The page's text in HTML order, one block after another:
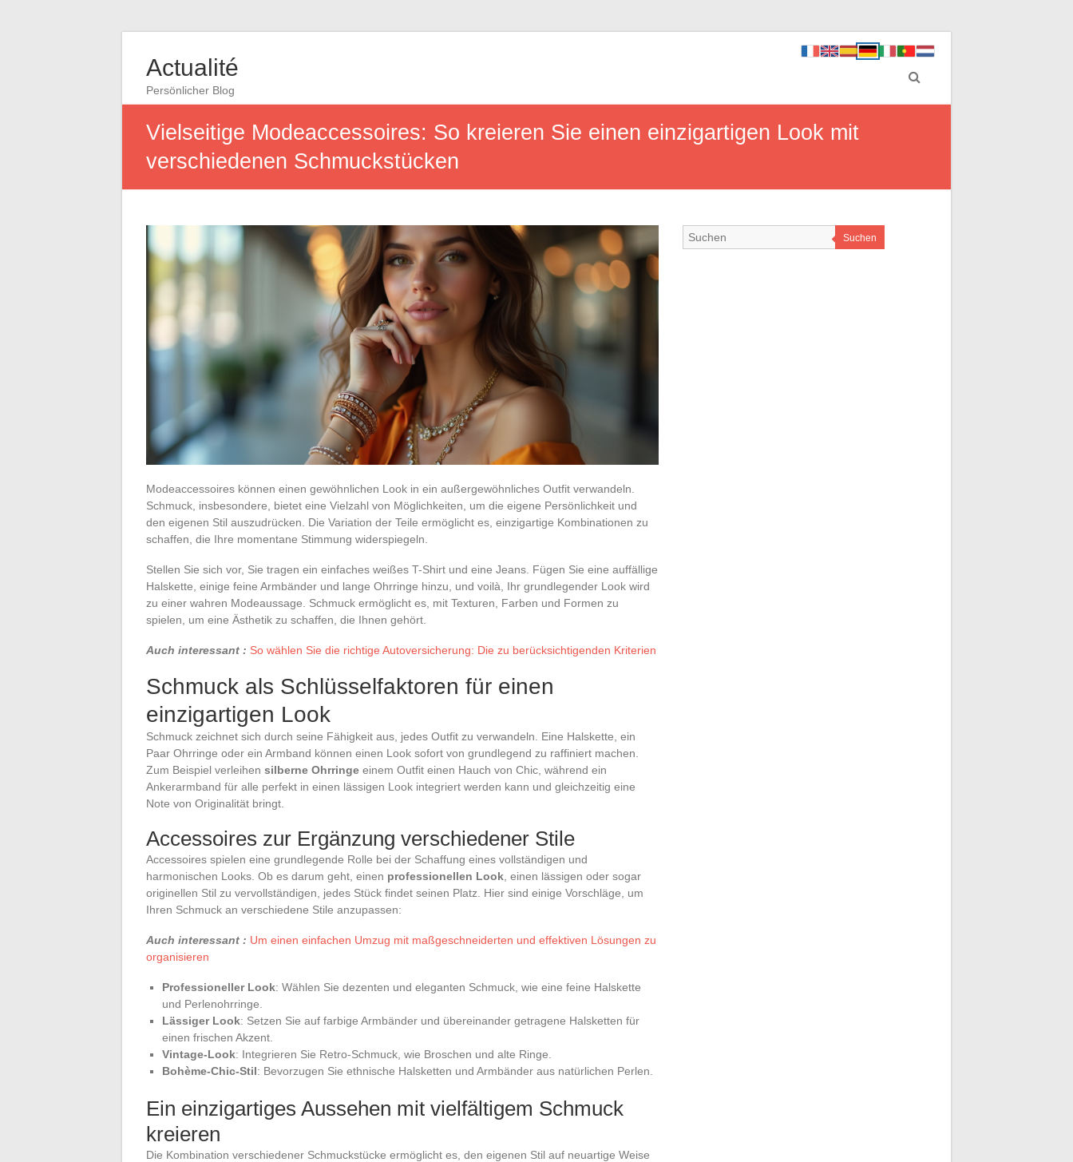
Actualité
Persönlicher Blog
Vielseitige Modeaccessoires: So kreieren Sie einen einzigartigen Look mit
verschiedenen Schmuckstücken
Modeaccessoires können einen gewöhnlichen Look in ein außergewöhnliches Outfit verwandeln.
Schmuck, insbesondere, bietet eine Vielzahl von Möglichkeiten, um die eigene Persönlichkeit und
den eigenen Stil auszudrücken. Die Variation der Teile ermöglicht es, einzigartige Kombinationen zu
schaffen, die Ihre momentane Stimmung widerspiegeln.
Stellen Sie sich vor, Sie tragen ein einfaches weißes T-Shirt und eine Jeans. Fügen Sie eine auffällige
Halskette, einige feine Armbänder und lange Ohrringe hinzu, und voilà, Ihr grundlegender Look wird
zu einer wahren Modeaussage. Schmuck ermöglicht es, mit Texturen, Farben und Formen zu
spielen, um eine Ästhetik zu schaffen, die Ihnen gehört.
Auch interessant : So wählen Sie die richtige Autoversicherung: Die zu berücksichtigenden Kriterien
Schmuck als Schlüsselfaktoren für einen
einzigartigen Look
Schmuck zeichnet sich durch seine Fähigkeit aus, jedes Outfit zu verwandeln. Eine Halskette, ein
Paar Ohrringe oder ein Armband können einen Look sofort von grundlegend zu raffiniert machen.
Zum Beispiel verleihen silberne Ohrringe einem Outfit einen Hauch von Chic, während ein
Ankerarmband für alle perfekt in einen lässigen Look integriert werden kann und gleichzeitig eine
Note von Originalität bringt.
Accessoires zur Ergänzung verschiedener Stile
Accessoires spielen eine grundlegende Rolle bei der Schaffung eines vollständigen und
harmonischen Looks. Ob es darum geht, einen professionellen Look , einen lässigen oder sogar
originellen Stil zu vervollständigen, jedes Stück findet seinen Platz. Hier sind einige Vorschläge, um
Ihren Schmuck an verschiedene Stile anzupassen:
Auch interessant : Um einen einfachen Umzug mit maßgeschneiderten und effektiven Lösungen zu
organisieren
Professioneller Look: Wählen Sie dezenten und eleganten Schmuck, wie eine feine Halskette
und Perlenohrringe.
Lässiger Look: Setzen Sie auf farbige Armbänder und übereinander getragene Halsketten für
einen frischen Akzent.
Vintage-Look: Integrieren Sie Retro-Schmuck, wie Broschen und alte Ringe.
Bohème-Chic-Stil: Bevorzugen Sie ethnische Halsketten und Armbänder aus natürlichen Perlen.
Ein einzigartiges Aussehen mit vielfältigem Schmuck
kreieren
Die Kombination verschiedener Schmuckstücke ermöglicht es, den eigenen Stil auf neuartige Weise
Suchen